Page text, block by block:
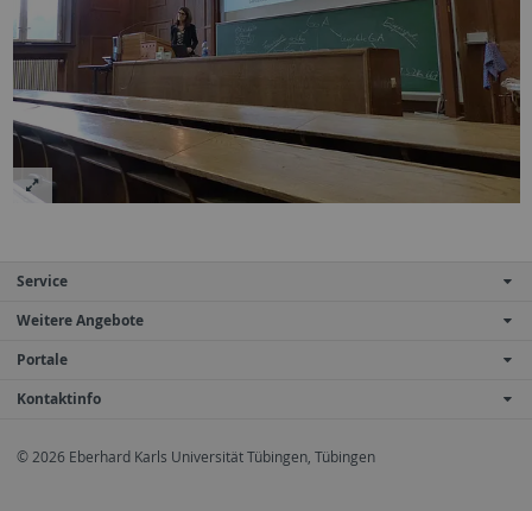
Service
Weitere Angebote
Portale
Kontaktinfo
© 2026 Eberhard Karls Universität Tübingen, Tübingen